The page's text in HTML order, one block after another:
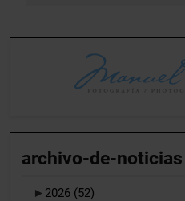
archivo-de-noticias
► 2026 (52)